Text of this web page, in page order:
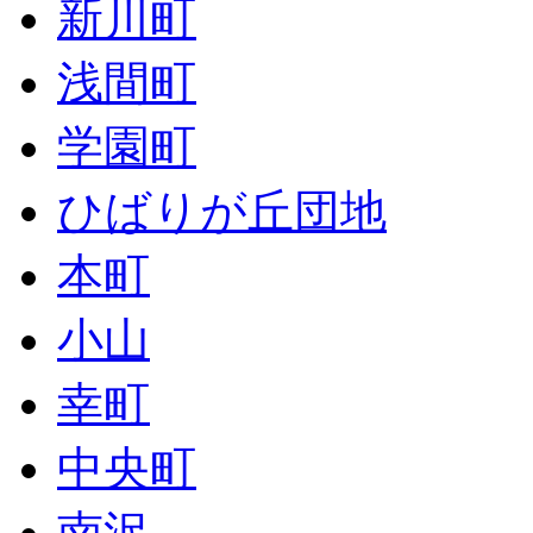
新川町
浅間町
学園町
ひばりが丘団地
本町
小山
幸町
中央町